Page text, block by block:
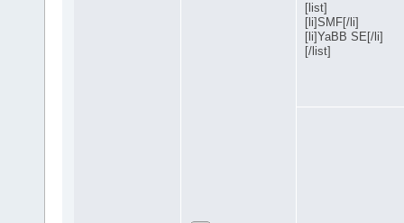
[list]
[li]SMF[/li]
[li]YaBB SE[/li]
[/list]